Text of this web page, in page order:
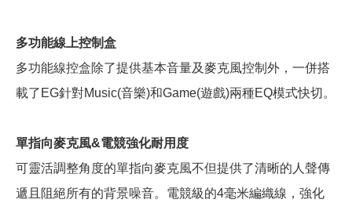
多功能線上控制盒
多功能線控盒除了提供基本音量及麥克風控制外，一併搭
載了EG針對Music(音樂)和Game(遊戲)兩種EQ模式快切。
單指向麥克風&電競強化耐用度
可靈活調整角度的單指向麥克風不但提供了清晰的人聲傳
遞且阻絕所有的背景噪音。電競級的4毫米編織線，強化